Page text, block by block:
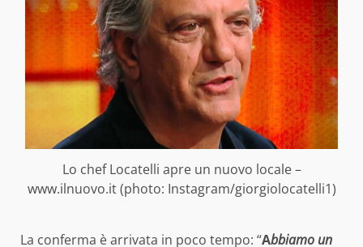
Lo chef Locatelli apre un nuovo locale –
www.ilnuovo.it (photo: Instagram/giorgiolocatelli1)
La conferma è arrivata in poco tempo: “Abbiamo un